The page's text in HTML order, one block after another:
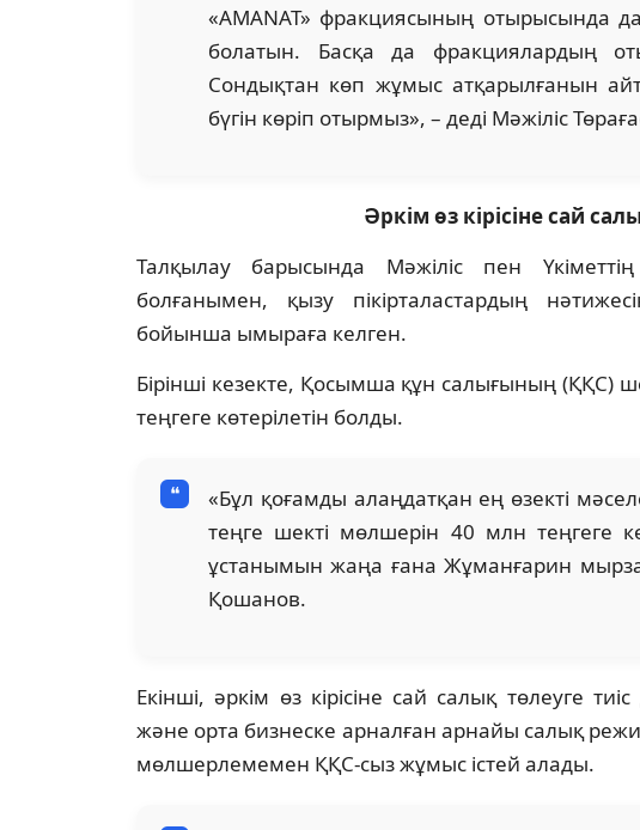
«AMANAT» фракциясының отырысында
болатын. Басқа да фракциялардың
Сондықтан көп жұмыс атқарылғанын
бүгін көріп отырмыз», – деді Мәжіліс
Әркім өз кірісіне сай
Талқылау барысында Мәжіліс пен
болғанымен, қызу пікірталастардың
бойынша ымыраға келген.
Бірінші кезекте, Қосымша құн салығының (ҚҚС)
теңгеге көтерілетін болды.
«Бұл қоғамды алаңдатқан ең өзекті
теңге шекті мөлшерін 40 млн теңгеге
ұстанымын жаңа ғана Жұманғарин
Қошанов.
Екінші, әркім өз кірісіне сай салық төлеуге
және орта бизнеске арналған арнайы салық
мөлшерлемемен ҚҚС-сыз жұмыс істей алады.